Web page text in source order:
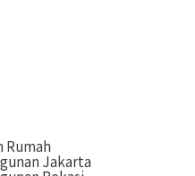
Rumah
Jakarta